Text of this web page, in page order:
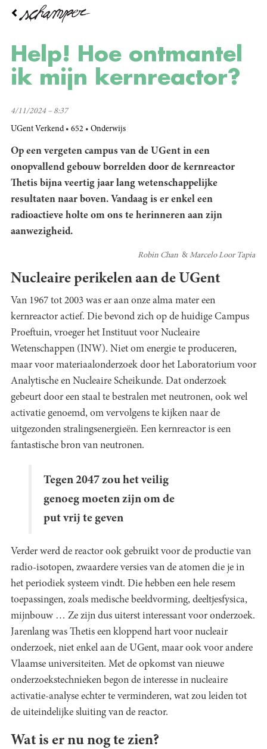
Overslaan
inhoud
gaanHelp! Hoe ontmantel
ik mijn kernreactor?
4/11/2024 – 8:37
UGent Verkend 652 Onderwijs
Op een vergeten campus van de UGent in een
onopvallend gebouw borrelden door de kernreactor
Thetis bijna veertig jaar lang wetenschappelijke
resultaten naar boven. Vandaag is er enkel een
radioactieve holte om ons te herinneren aan zijn
aanwezigheid.
Robin Chan Marcelo Loor Tapia
Nucleaire perikelen aan de UGent
Van 1967 tot 2003 was er aan onze alma mater een
kernreactor actief. Die bevond zich op de huidige Campus
Proeftuin, vroeger het Instituut voor Nucleaire
Wetenschappen (INW). Niet om energie te produceren,
maar voor materiaalonderzoek door het Laboratorium voor
Analytische en Nucleaire Scheikunde. Dat onderzoek
gebeurt door een staal te bestralen met neutronen, ook wel
activatie genoemd, om vervolgens te kijken naar de
uitgezonden stralingsenergieën. Een kernreactor is een
fantastische bron van neutronen.
Tegen 2047 zou het veilig
genoeg moeten zijn om de
put vrij te geven
Verder werd de reactor ook gebruikt voor de productie van
radio-isotopen, zwaardere versies van de atomen die je in
het periodiek systeem vindt. Die hebben een hele resem
toepassingen, zoals medische beeldvorming, deeltjesfysica,
mijnbouw … Ze zijn dus uiterst interessant voor onderzoek.
Jarenlang was Thetis een kloppend hart voor nucleair
onderzoek, niet enkel aan de UGent, maar ook voor andere
Vlaamse universiteiten. Met de opkomst van nieuwe
onderzoekstechnieken begon de interesse in nucleaire
activatie-analyse echter te verminderen, wat zou leiden tot
de uiteindelijke sluiting van de reactor.
Wat is er nu nog te zien?